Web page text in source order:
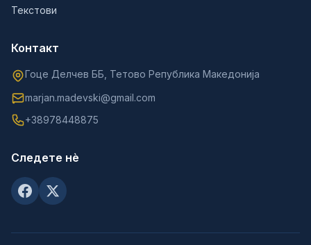
Текстови
Контакт
Гоце Делчев ББ, Тетово Република Македонија
marjan.madevski@gmail.com
+38978448875
Следете нè